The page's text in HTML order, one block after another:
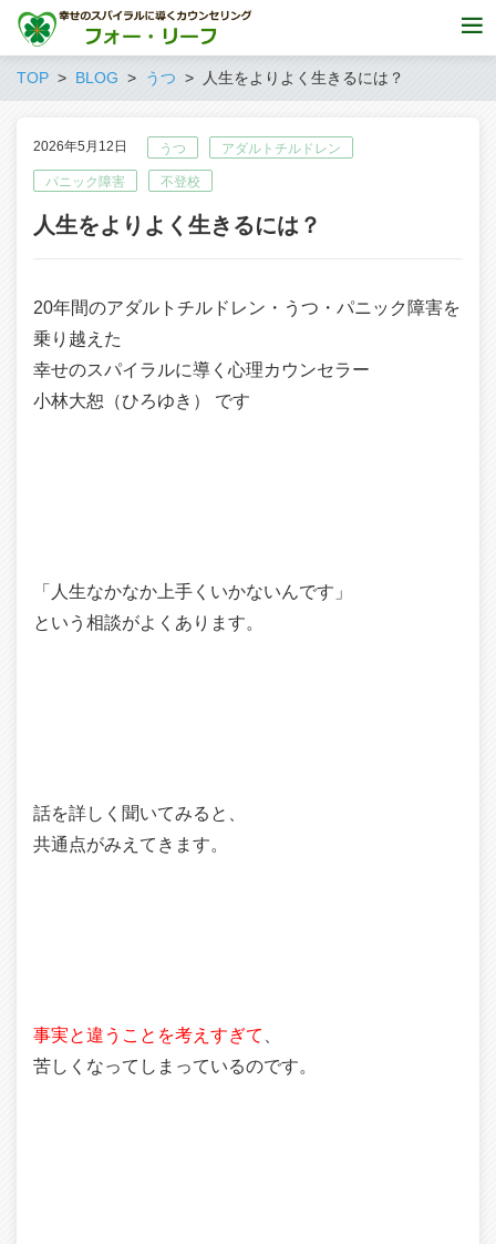
TOP BLOG うつ 人生をよりよく生きるには？
2026年5月12日 うつ アダルトチルドレン
パニック障害 不登校
人生をよりよく生きるには？
20年間のアダルトチルドレン・うつ・パニック障害を
乗り越えた
幸せのスパイラルに導く心理カウンセラー
小林大恕（ひろゆき） です
「人生なかなか上手くいかないんです」
という相談がよくあります。
話を詳しく聞いてみると、
共通点がみえてきます。
事実と違うことを考えすぎて
苦しくなってしまっているのです。